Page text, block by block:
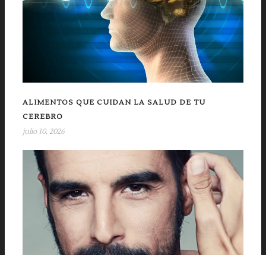
ALIMENTOS QUE CUIDAN LA SALUD DE TU
CEREBRO
julio 10, 2026